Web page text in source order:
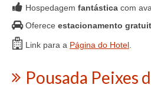
Hospedagem fantástica com
Oferece estacionamento
Link para a Página do Hotel
Pousada Peixes